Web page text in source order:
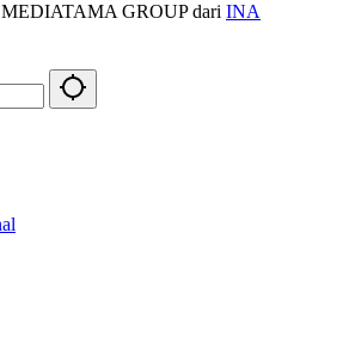
GROUP dari INA